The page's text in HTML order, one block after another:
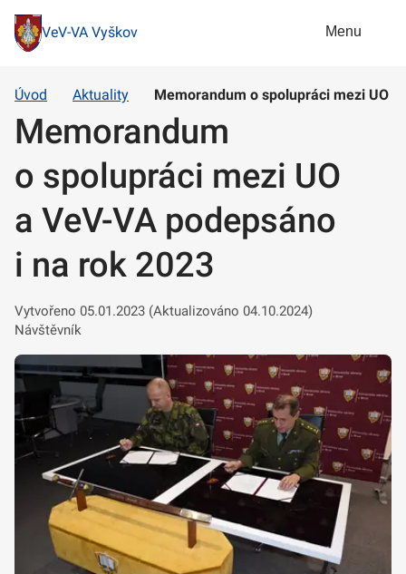
VeV-VA Vyškov Menu
Úvod Aktuality Memorandum o spolupráci mezi UO
Memorandum
o spolupráci mezi UO
a VeV-VA podepsáno
i na rok 2023
Vytvořeno 05.01.2023 (Aktualizováno 04.10.2024)
Návštěvník